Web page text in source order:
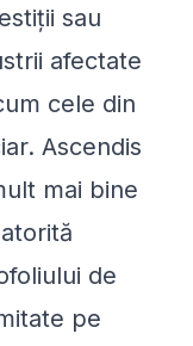
sau
afectate
cele din
Ascendis
mai bine
de
pe